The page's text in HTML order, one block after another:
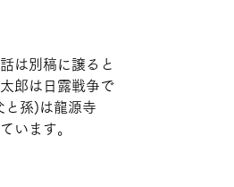
は別稿に譲ると
郎は日露戦争で
と孫)は龍源寺
います。